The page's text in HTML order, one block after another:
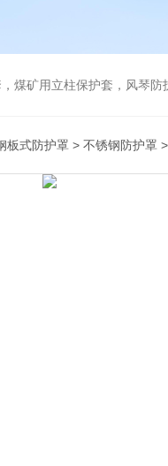
煤矿用立柱保护套，风琴
板式防护罩 > 不锈钢防护罩